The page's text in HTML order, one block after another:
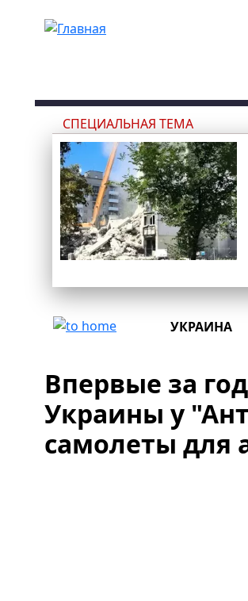
СПЕЦИАЛЬНАЯ ТЕМА
УКРАИНА
Впервые за
Украины у
самолеты для